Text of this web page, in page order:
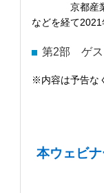
京都産業大
などを経て
第2部 ゲス
※内容は予告な
本ウェビ